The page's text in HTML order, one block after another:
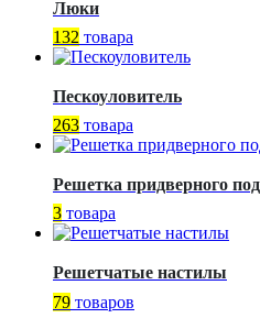
Люки
132 товара
Пескоуловитель
263 товара
Решетка придверного
3 товара
Решетчатые настилы
79 товаров